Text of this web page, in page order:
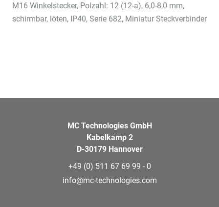
M16 Winkelstecker, Polzahl: 12 (12-a), 6,0-8,0 mm,
schirmbar, löten, IP40, Serie 682, Miniatur Steckverbinder
MC Technologies GmbH
Kabelkamp 2
D-30179 Hannover
+49 (0) 511 67 69 99 - 0
info@mc-technologies.com